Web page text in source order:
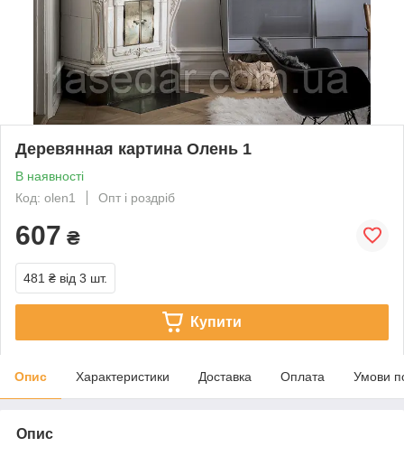
Деревянная картина Олень 1
В наявності
Код: olen1
Опт і роздріб
607 ₴
481 ₴ від 3 шт.
Купити
Опис Характеристики Доставка Оплата Умови
Опис